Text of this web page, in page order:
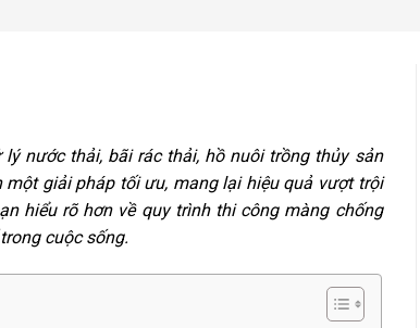
nước thải, bãi rác thải, hồ nuôi trồng thủy sản
giải pháp tối ưu, mang lại hiệu quả vượt trội
hiểu rõ hơn về quy trình thi công màng chống
cuộc sống.